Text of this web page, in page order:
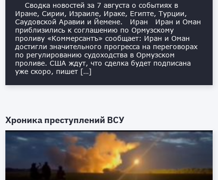
Сводка новостей за 7 августа о событиях в
Иране, Сирии, Израиле, Ираке, Египте, Турции,
Саудовской Аравии и Йемене. Иран Иран и Оман
приблизились к соглашению по Ормузскому
проливу «Коммерсантъ» сообщает: Иран и Оман
достигли значительного прогресса на переговорах
по регулированию судоходства в Ормузском
проливе. США ждут, что сделка будет подписана
уже скоро, пишет […]
Хроника преступлений ВСУ